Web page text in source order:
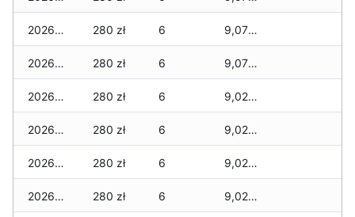
2026-06-09 280 zł 6 9,070 zł
2026-06-07 280 zł 6 9,070 zł
2026-06-06 280 zł 6 9,020 zł
2026-06-05 280 zł 6 9,020 zł
2026-06-04 280 zł 6 9,020 zł
2026-06-03 280 zł 6 9,020 zł